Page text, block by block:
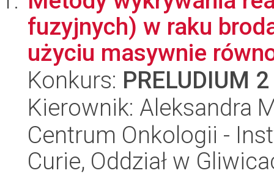
fuzyjnych) w raku
użyciu masywnie
Konkurs: PRELUDIUM 2
Kierownik: Aleksandra
Centrum Onkologii -
Curie, Oddział w